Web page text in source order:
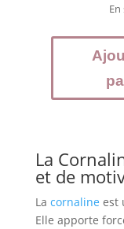
La
et de
La cornaline est
Elle apporte